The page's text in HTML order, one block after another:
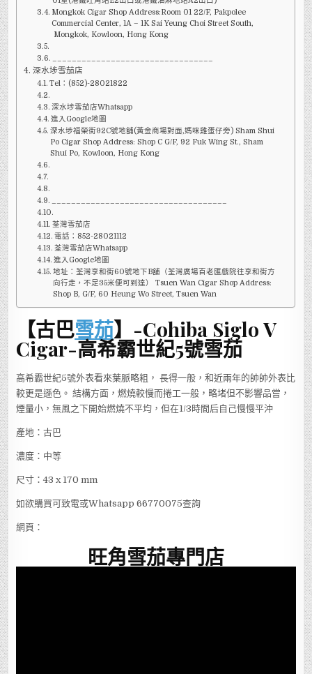
Mongkok Cigar Shop Address:Room 01 22/F, Pakpolee
Commercial Center, 1A – 1K Sai Yeung Choi Street South,
Mongkok, Kowloon, Hong Kong
深水埗雪茄店
Tel：(852)-28021822
深水埗雪茄店Whatsapp
進入Google地圖
深水埗福榮街92C號地舖(黃金商場對面,媽咪雞蛋仔旁) Sham Shui
Po Cigar Shop Address: Shop C G/F, 92 Fuk Wing St., Sham
Shui Po, Kowloon, Hong Kong
荃灣雪茄店
電話：852-28021112
荃灣雪茄店Whatsapp
進入Google地圖
地址：荃灣享和街60號地下B舖（荃灣廣場百老匯戲院往享和街方
向行走，不足35米便可到達） Tsuen Wan Cigar Shop Address:
Shop B, G/F, 60 Heung Wo Street, Tsuen Wan
【古巴雪茄】-Cohiba Siglo V
Cigar-高希霸世紀5號雪茄
高希霸世紀5號外表看來葉脈略粗， 長得一般，和近兩年的帥帥外表比
較更是遜色。 結構方面，燃燒較慢而捲工一般，略堵但不影響品嘗，
煙量小，無風之下開始燃燒不平均，但在1/3時間后自己慢慢平沖
產地：古巴
濃度：中等
尺寸：43 x 170 mm
如欲購買可致電或Whatsapp 66770075查詢
網頁：
旺角雪茄專門店